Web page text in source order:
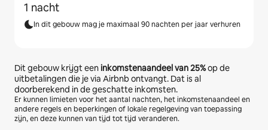
1 nacht
In dit gebouw mag je maximaal 90 nachten per jaar verhuren
Dit gebouw krijgt eeninkomstenaandeel van25%op de
uitbetalingen die je via Airbnb ontvangt. Dat is al
doorberekend in de geschatte inkomsten.
Er kunnen limieten voor het aantal nachten, het inkomstenaandeel en
andere regels en beperkingen of lokale regelgeving van toepassing
zijn, en deze kunnen van tijd tot tijd veranderen.